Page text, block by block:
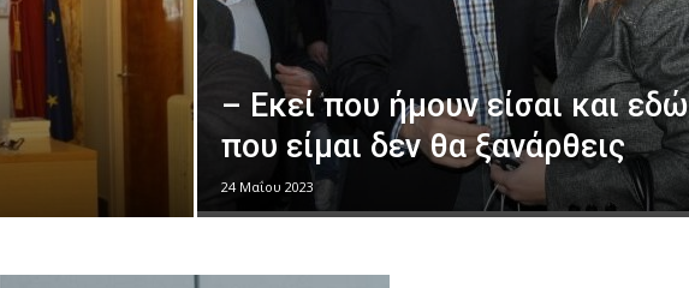
– Εκεί που ήμουν είσαι και εδώ
που είμαι δεν θα ξανάρθεις
24 Μαΐου 2023